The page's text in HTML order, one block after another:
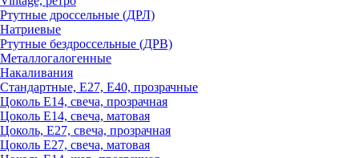
Ртутные дроссельные (ДРЛ)
Натриевые
Ртутные бездроссельные (ДРВ)
Металлогалогенные
Накаливания
Стандартные, Е27, Е40, прозрачные
Цоколь Е14, свеча, прозрачная
Цоколь Е14, свеча, матовая
Цоколь, Е27, свеча, прозрачная
Цоколь Е27, свеча, матовая